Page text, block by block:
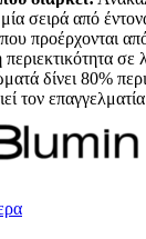
σειρά από
προέρχονται
σε
δίνει 80%
τον επαγγελματία